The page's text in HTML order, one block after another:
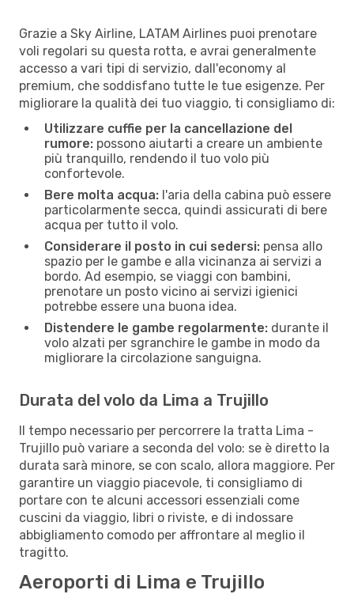
Grazie a Sky Airline, LATAM Airlines puoi prenotare
voli regolari su questa rotta, e avrai generalmente
accesso a vari tipi di servizio, dall'economy al
premium, che soddisfano tutte le tue esigenze. Per
migliorare la qualità dei tuo viaggio, ti consigliamo di:
Utilizzare cuffie per la cancellazione del
rumore: possono aiutarti a creare un ambiente
più tranquillo, rendendo il tuo volo più
confortevole.
Bere molta acqua: l'aria della cabina può essere
particolarmente secca, quindi assicurati di bere
acqua per tutto il volo.
Considerare il posto in cui sedersi: pensa allo
spazio per le gambe e alla vicinanza ai servizi a
bordo. Ad esempio, se viaggi con bambini,
prenotare un posto vicino ai servizi igienici
potrebbe essere una buona idea.
Distendere le gambe regolarmente: durante il
volo alzati per sgranchire le gambe in modo da
migliorare la circolazione sanguigna.
Durata del volo da Lima a Trujillo
Il tempo necessario per percorrere la tratta Lima -
Trujillo può variare a seconda del volo: se è diretto la
durata sarà minore, se con scalo, allora maggiore. Per
garantire un viaggio piacevole, ti consigliamo di
portare con te alcuni accessori essenziali come
cuscini da viaggio, libri o riviste, e di indossare
abbigliamento comodo per affrontare al meglio il
tragitto.
Aeroporti di Lima e Trujillo